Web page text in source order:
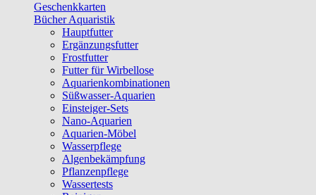
Geschenkkarten
Bücher Aquaristik
Hauptfutter
Ergänzungsfutter
Frostfutter
Futter für Wirbellose
Aquarienkombinationen
Süßwasser-Aquarien
Einsteiger-Sets
Nano-Aquarien
Aquarien-Möbel
Wasserpflege
Algenbekämpfung
Pflanzenpflege
Wassertests